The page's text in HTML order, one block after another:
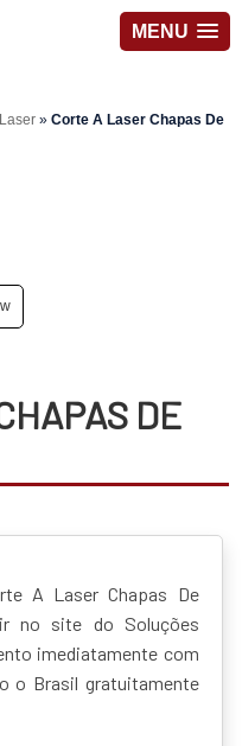
MENU
»Corte A Laser Chapas De
DE
A Laser Chapas De
no site do Soluções
imediatamente com
o Brasil gratuitamente